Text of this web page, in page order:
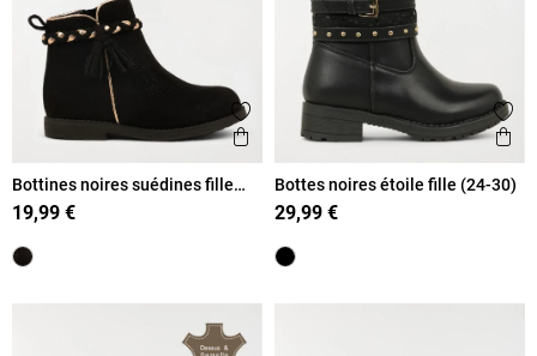
Ajouter aux favoris
Aperçu rapide
Bottines noires suédines fille
(24-30)
19,99 €
Bottes noires étoile fille (24-30)
29,99 €